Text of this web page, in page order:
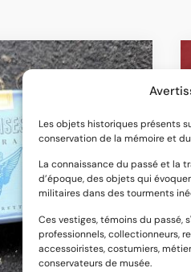
Les objets historiques présents
conservation de la mémoire et
La connaissance du passé et la
d’époque, des objets qui
militaires dans des tourments
Ces vestiges, témoins du passé,
professionnels, collectionneurs,
accessoiristes, costumiers,
conservateurs de musée.